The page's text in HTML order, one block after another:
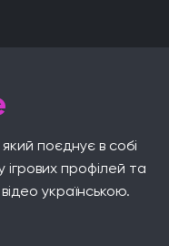
поєднує в собі
ігрових профілей та
відео українською.